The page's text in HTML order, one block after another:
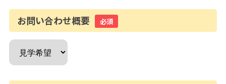
お問い合わせ概要 必須